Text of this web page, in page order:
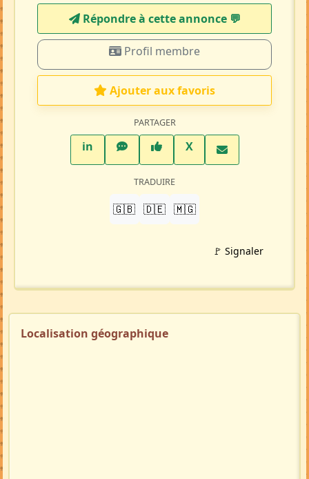
Répondre à cette annonce 💬​
Profil membre
Ajouter aux favoris
PARTAGER
inLinkedInWhatsAppFacebook
XTwitter X
TRADUIRE
🇬🇧 🇩🇪 🇲🇬
🚩 Signaler
Localisation géographique